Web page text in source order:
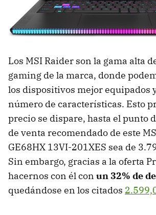
Los MSI Raider son la gama alta
gaming de la marca, donde
los dispositivos mejor equipados
número de características. Esto
precio se dispare, hasta el punto
de venta recomendado de este
GE68HX 13VI-201XES sea de
Sin embargo, gracias a la oferta
hacernos con él con un 32% de
quedándose en los citados